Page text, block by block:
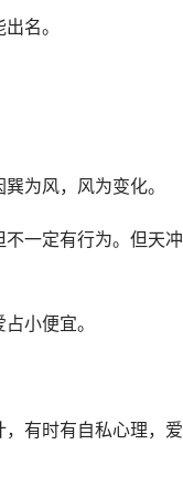
名。
为风，风为变化。
一定有行为。但天
小便宜。
有时有自私心理，